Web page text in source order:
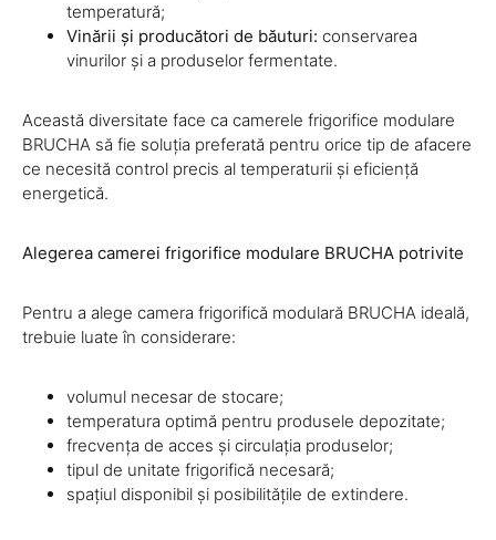
temperatură;
Vinării și producători de băuturi: conservarea
vinurilor și a produselor fermentate.
Această diversitate face ca camerele frigorifice modulare
BRUCHA să fie soluția preferată pentru orice tip de afacere
ce necesită control precis al temperaturii și eficiență
energetică.
Alegerea camerei frigorifice modulare BRUCHA potrivite
Pentru a alege camera frigorifică modulară BRUCHA ideală,
trebuie luate în considerare:
volumul necesar de stocare;
temperatura optimă pentru produsele depozitate;
frecvența de acces și circulația produselor;
tipul de unitate frigorifică necesară;
spațiul disponibil și posibilitățile de extindere.